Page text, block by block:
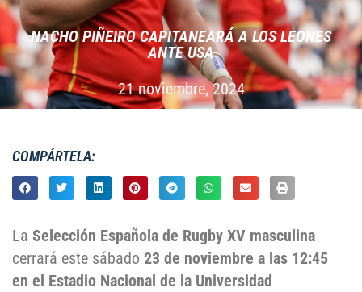
NACHO PIÑEIRO CAPITANEARÁ A LOS LEONES
ANTE USA
21 noviembre, 2024
COMPÁRTELA:
La Selección Española de Rugby XV masculina
cerrará este sábado 23 de noviembre a las 12:45
en el Estadio Nacional de la Universidad